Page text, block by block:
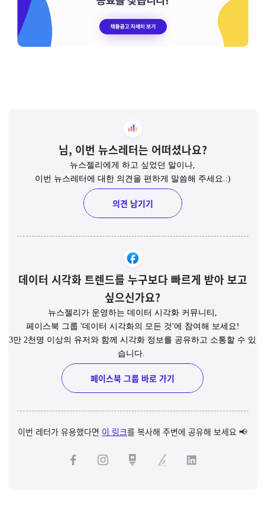
님, 이번 뉴스레터는 어떠셨나요?
뉴스젤리에게 하고 싶었던 말이나,
이번 뉴스레터에 대한 의견을 편하게 말씀해 주세요.:)
의견 남기기
데이터 시각화 트렌드를 누구보다 빠르게 받아 보고
싶으신가요?
뉴스젤리가 운영하는 데이터 시각화 커뮤니티,
페이스북 그룹 '데이터 시각화의 모든 것'에 참여해 보세요!
3만 2천명 이상의 유저와 함께 시각화 정보를 공유하고 소통할 수 있
습니다.
페이스북 그룹 바로 가기
이번 레터가 유용했다면 이 링크를 복사해 주변에 공유해 보세요 📢